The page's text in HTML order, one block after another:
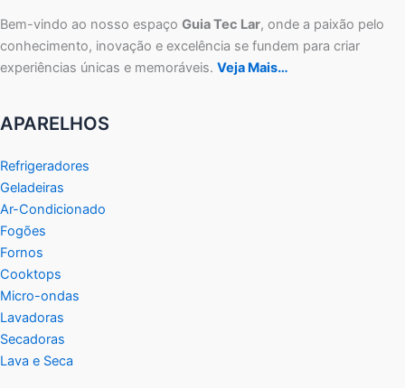
Bem-vindo ao nosso espaço Guia Tec Lar, onde a paixão pelo
conhecimento, inovação e excelência se fundem para criar
experiências únicas e memoráveis. Veja Mais…
APARELHOS
Refrigeradores
Geladeiras
Ar-Condicionado
Fogões
Fornos
Cooktops
Micro-ondas
Lavadoras
Secadoras
Lava e Seca